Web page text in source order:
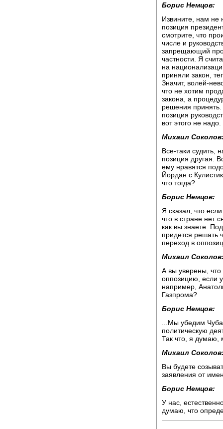
Борис Немцов:
Извините, нам не
позиция
смотрите, что
числе и
запрещающий
частности. Я
на
приняли закон,
Значит, волей-
что не хотим
закона, а
решения
позиция
вот этого не надо.
Михаил
Все-таки судить,
позиция другая.
ему нравятся
Йордан с
что тогда?
Борис Немцов:
Я сказал, что
что в стране нет
как вы знаете.
придется решать
переход в
Михаил
А вы уверены,
оппозицию, если
например,
Газпрома?
Борис Немцов:
...Мы убедим
политическую
Так что, я думаю,
Михаил
Вы будете
заявления от
Борис Немцов:
У нас,
думаю, что